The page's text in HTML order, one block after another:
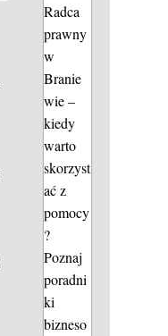
Radca
prawny
w
Branie
wie –
kiedy
warto
skorzyst
ać z
pomocy
?
Poznaj
poradni
ki
bizneso